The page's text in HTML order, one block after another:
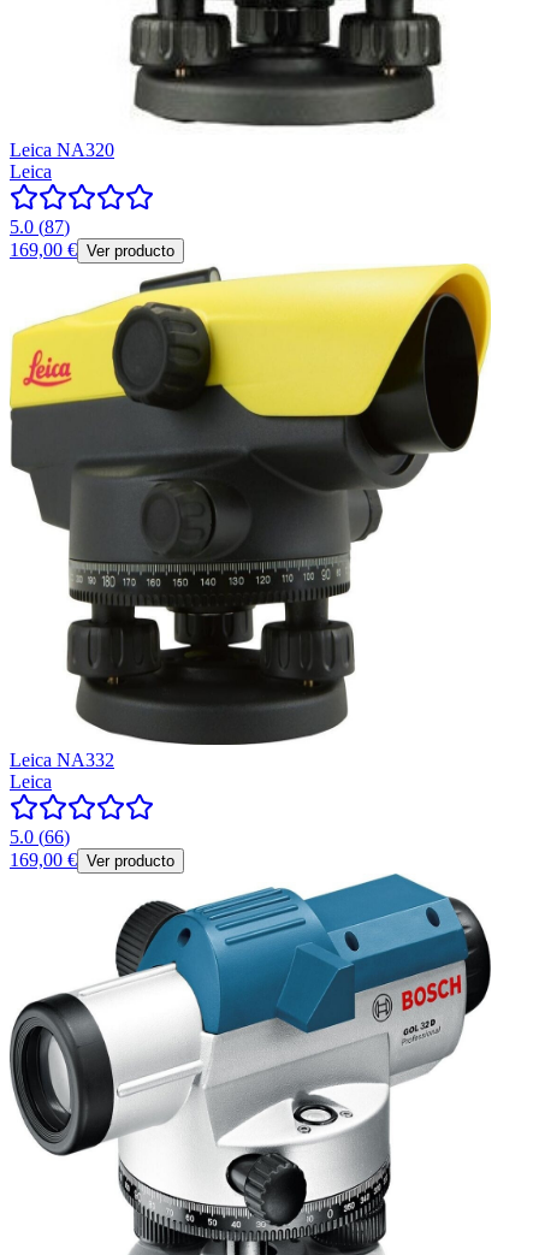
Leica NA320
Leica
5.0 (87)
169,00 € Ver producto
Leica NA332
Leica
5.0 (66)
169,00 € Ver producto